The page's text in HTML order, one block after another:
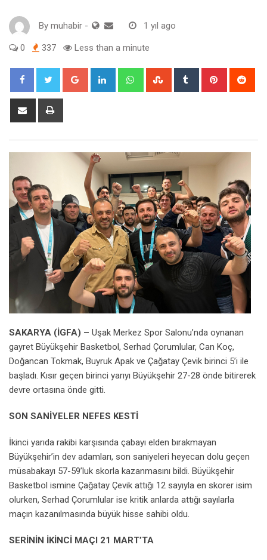
By muhabir - 1 yıl ago
0 337 Less than a minute
Google+ LinkedIn WhatsappStumbleUpon
Tumblr Pinterest
Share
SAKARYA (İGFA) – Uşak Merkez Spor Salonu’nda oynanan
gayret Büyükşehir Basketbol, Serhad Çorumlular, Can Koç,
Doğancan Tokmak, Buyruk Apak ve Çağatay Çevik birinci 5’i ile
başladı. Kısır geçen birinci yarıyı Büyükşehir 27-28 önde bitirerek
devre ortasına önde gitti.
SON SANİYELER NEFES KESTİ
İkinci yarıda rakibi karşısında çabayı elden bırakmayan
Büyükşehir’in dev adamları, son saniyeleri heyecan dolu geçen
müsabakayı 57-59’luk skorla kazanmasını bildi. Büyükşehir
Basketbol ismine Çağatay Çevik attığı 12 sayıyla en skorer isim
olurken, Serhad Çorumlular ise kritik anlarda attığı sayılarla
maçın kazanılmasında büyük hisse sahibi oldu.
SERİNİN İKİNCİ MAÇI 21 MART’TA